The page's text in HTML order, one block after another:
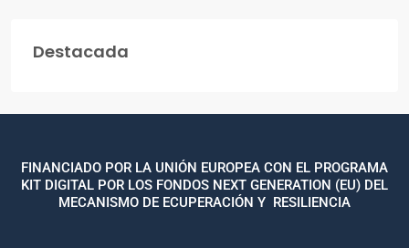
Destacada
FINANCIADO POR LA UNIÓN EUROPEA CON EL PROGRAMA
KIT DIGITAL POR LOS FONDOS NEXT GENERATION (EU) DEL
MECANISMO DE ECUPERACIÓN Y RESILIENCIA